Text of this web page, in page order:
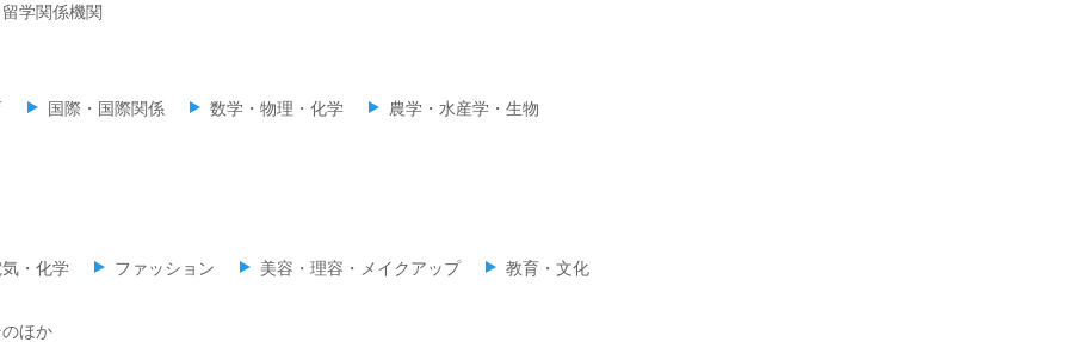
留学関係機関
国際・国際関係 数学・物理・化学 農学・水産学・生物
・化学 ファッション 美容・理容・メイクアップ 教育・文化
ほか